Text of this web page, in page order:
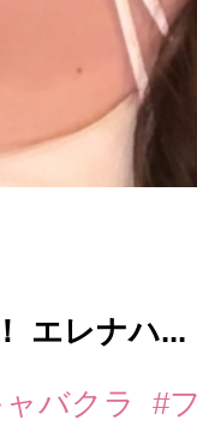
エレナハ...
バクラ
#